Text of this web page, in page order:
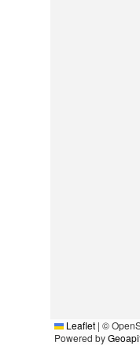
Leaflet | ©
Powered by